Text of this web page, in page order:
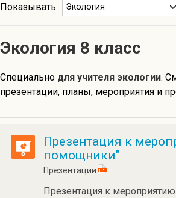
Показывать Экология
Экология 8 класс
Специально для учителя экологии.
презентации, планы, мероприятия и
Презентация к
помощники"
Презентации
Презентация к